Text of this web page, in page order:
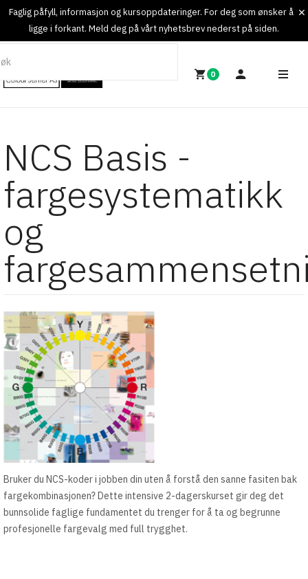
Faglig påfyll, informasjon og kursoppdateringer. For deg som ønsker å
ligge i forkant. Meld deg på vårt nyhetsbrev nederst på siden.
0
NCS Basis -
fargesystematikk
og
Bruker du NCS-koder i jobben din uten å forstå den sanne fasiten bak
fargekombinasjonen? Dette intensive 2-dagerskurset gir deg det
bunnsolide faglige fundamentet du trenger for å ta og begrunne
profesjonelle fargevalg med full trygghet.